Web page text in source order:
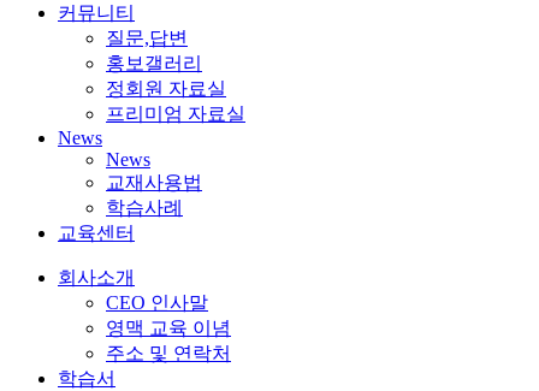
커뮤니티
질문,답변
홍보갤러리
정회원 자료실
프리미엄 자료실
News
News
교재사용법
학습사례
교육센터
회사소개
CEO 인사말
영맥 교육 이념
주소 및 연락처
학습서